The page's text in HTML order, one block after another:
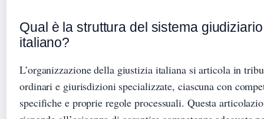
Qual è la struttura del sistema giudiziario
italiano?
L’organizzazione della giustizia italiana si articola in
ordinari e giurisdizioni specializzate, ciascuna con
specifiche e proprie regole processuali. Questa